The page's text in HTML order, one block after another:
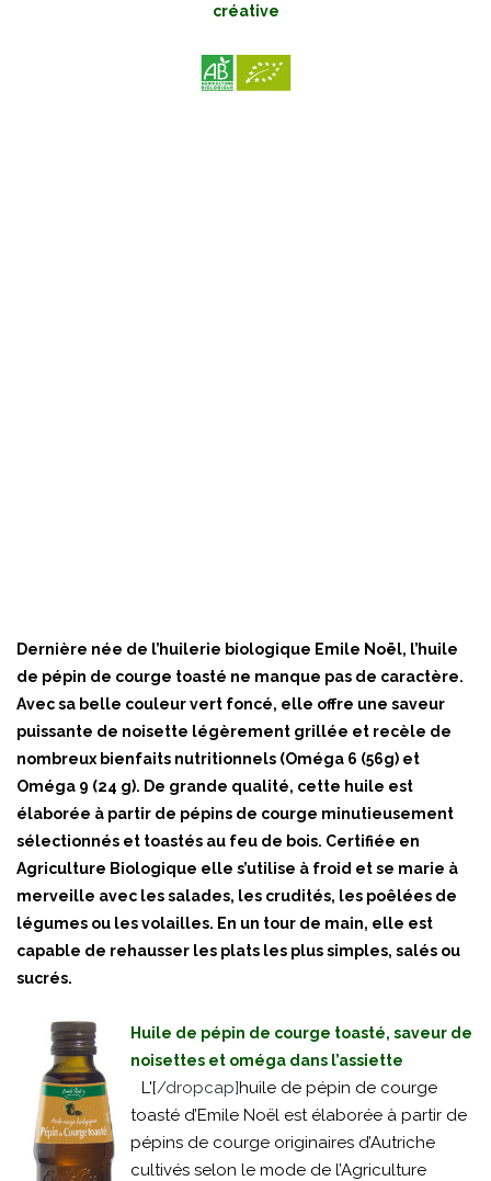
créative
Dernière née de l’huilerie biologique Emile Noël, l’huile
de pépin de courge toasté ne manque pas de caractère.
Avec sa belle couleur vert foncé, elle offre une saveur
puissante de noisette légèrement grillée et recèle de
nombreux bienfaits nutritionnels (Oméga 6 (56g) et
Oméga 9 (24 g). De grande qualité, cette huile est
élaborée à partir de pépins de courge minutieusement
sélectionnés et toastés au feu de bois. Certifiée en
Agriculture Biologique elle s’utilise à froid et se marie à
merveille avec les salades, les crudités, les poêlées de
légumes ou les volailles. En un tour de main, elle est
capable de rehausser les plats les plus simples, salés ou
sucrés.
Huile de pépin de courge toasté, saveur de
noisettes et oméga dans l’assiette
L'[/dropcap]huile de pépin de courge
toasté d’Emile Noël est élaborée à partir de
pépins de courge originaires d’Autriche
cultivés selon le mode de l’Agriculture